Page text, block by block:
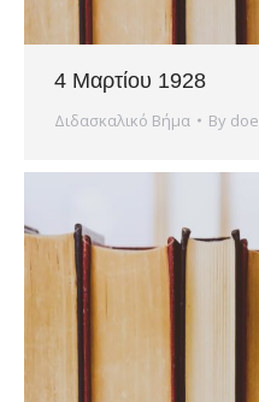
4 Μαρτίου 1928
Διδασκαλικό Βήμα By doe